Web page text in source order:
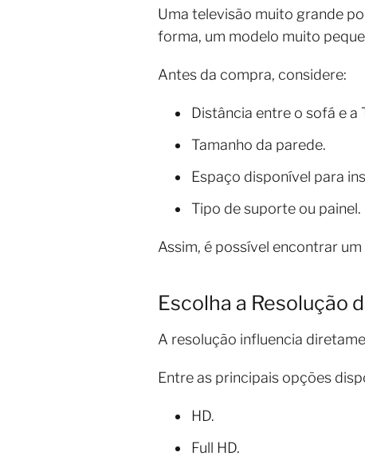
Uma televisão muito grande
forma, um modelo muito
Antes da compra, considere:
Distância entre o sofá e a
Tamanho da parede.
Espaço disponível para
Tipo de suporte ou painel.
Assim, é possível encontrar
Escolha a Resolução
A resolução influencia
Entre as principais opções
HD.
Full HD.